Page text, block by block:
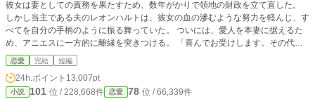
彼女は妻としての責務を果たすため、数年がかりで領地の財政を立て直した。
しかし当主である夫のレオンハルトは、彼女の血の滲むような努力を軽んじ、す
べてを自分の手柄のように振る舞っていた。 ついには、愛人を本妻に据えるた
め、アニエスに一方的に離縁を突きつける。 「喜んでお受けします。その代わ
り――」 静かに離縁を受け入れたアニエスは、一つの条件を出す。 自身が育て
上げ、伯爵家を支え続けていた商会の権利と、有能な人材をすべて引き連れて屋
敷を去るということを。 そしてアニエスが去ってから、ガーランド家は急速に
傾き始める。
恋愛 完結 短編
24h.ポイント 13,007pt
小説 101 位 / 228,668件 恋愛 78 位 / 66,339件